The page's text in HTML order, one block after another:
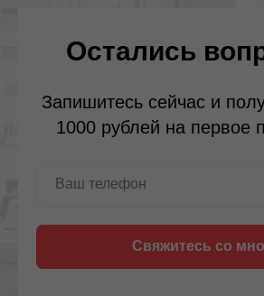
Остались
Запишитесь сейчас и
1000 рублей на первое
Свяжитесь со